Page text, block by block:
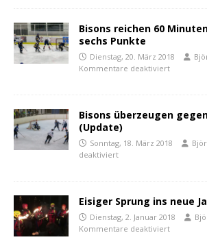
Bisons reichen 60
sechs Punkte
Dienstag, 20. März 2018
Kommentare deaktiviert
Bisons überzeugen
(Update)
Sonntag, 18. März 2018
deaktiviert
Eisiger Sprung ins neue
Dienstag, 2. Januar 2018
Kommentare deaktiviert